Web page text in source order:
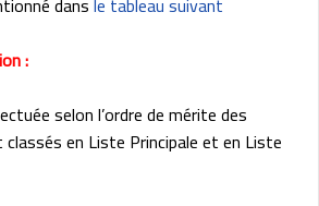
:
selon l’ordre de mérite des
en Liste Principale et en Liste